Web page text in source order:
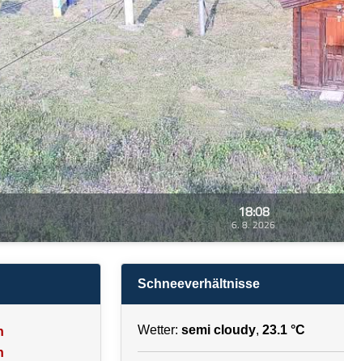
18:08
6. 8. 2026
Schneeverhältnisse
Wetter: semi cloudy, 23.1 °C